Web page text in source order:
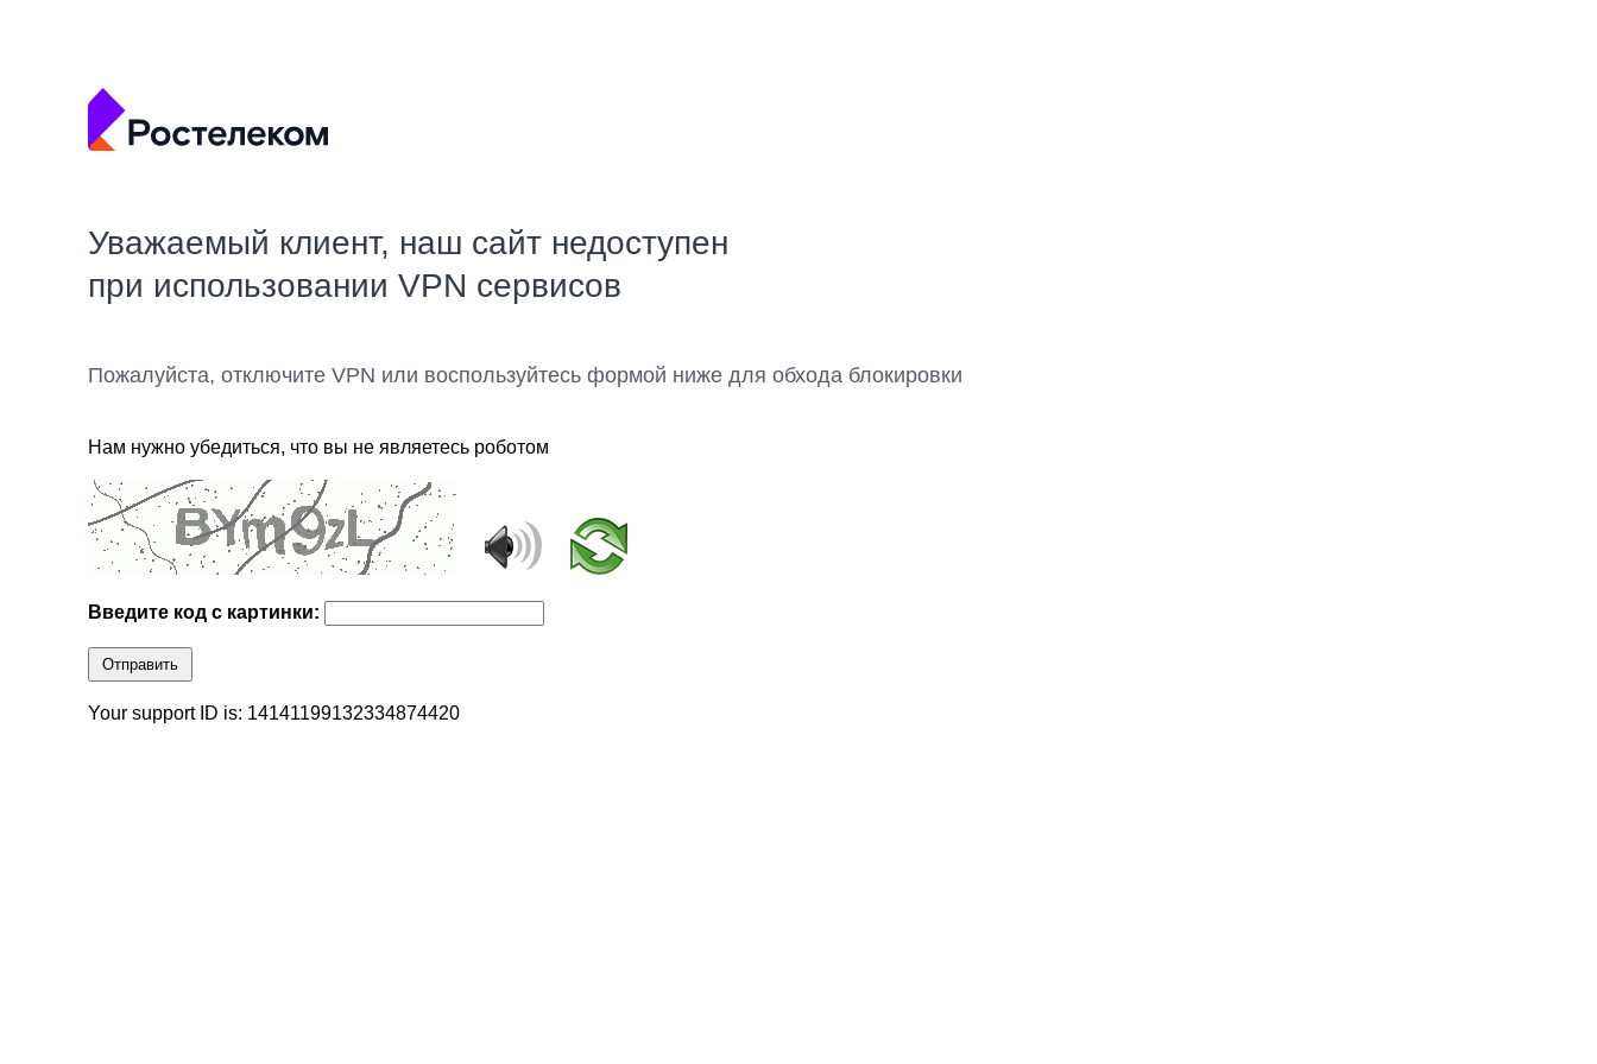
Уважаемый клиент, наш сайт недоступен
при использовании VPN сервисов
Пожалуйста, отключите VPN или воспользуйтесь формой ниже для обхода блокировки
Нам нужно убедиться, что вы не являетесь роботом
Введите код с картинки:
Отправить
Your support ID is: 14141199132334874420